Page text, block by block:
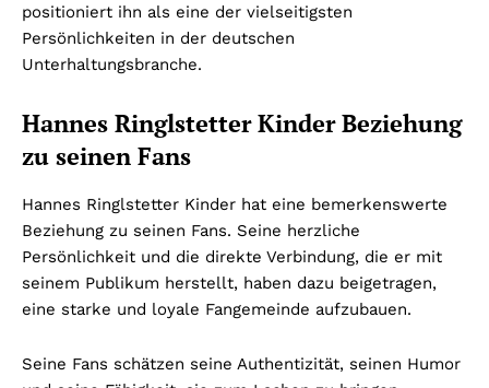
positioniert ihn als eine der vielseitigsten
Persönlichkeiten in der deutschen
Unterhaltungsbranche.
Hannes Ringlstetter Kinder Beziehung
zu seinen Fans
Hannes Ringlstetter Kinder hat eine bemerkenswerte
Beziehung zu seinen Fans. Seine herzliche
Persönlichkeit und die direkte Verbindung, die er mit
seinem Publikum herstellt, haben dazu beigetragen,
eine starke und loyale Fangemeinde aufzubauen.
Seine Fans schätzen seine Authentizität, seinen Humor